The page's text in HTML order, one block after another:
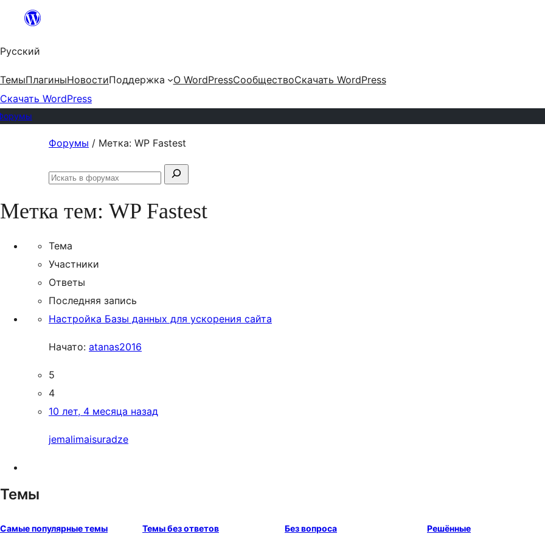
Перейти
содержимому
Русский
ТемыПлагиныНовостиПоддержка О WordPressСообществоСкачать WordPress
Скачать WordPress
содержимому
Форумы / Метка: WP Fastest
Поиск:
Искать
форумах
Метка тем: WP Fastest
Тема
Участники
Ответы
Последняя запись
Настройка Базы данных для ускорения сайта
Начато: atanas2016
5
4
10 лет, 4 месяца назад
jemalimaisuradze
Темы
Самые популярные темы Темы без ответов Без вопроса Решённые